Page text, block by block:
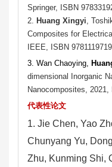
Springer, ISBN
2. Huang Xingyi,
Composites for
IEEE, ISBN
3. Wan Chaoying,
dimensional Inorganic
Nanocomposites,
代表性论文
1. Jie Chen, Yao
Chunyang Yu,
Zhu, Kunming Shi,